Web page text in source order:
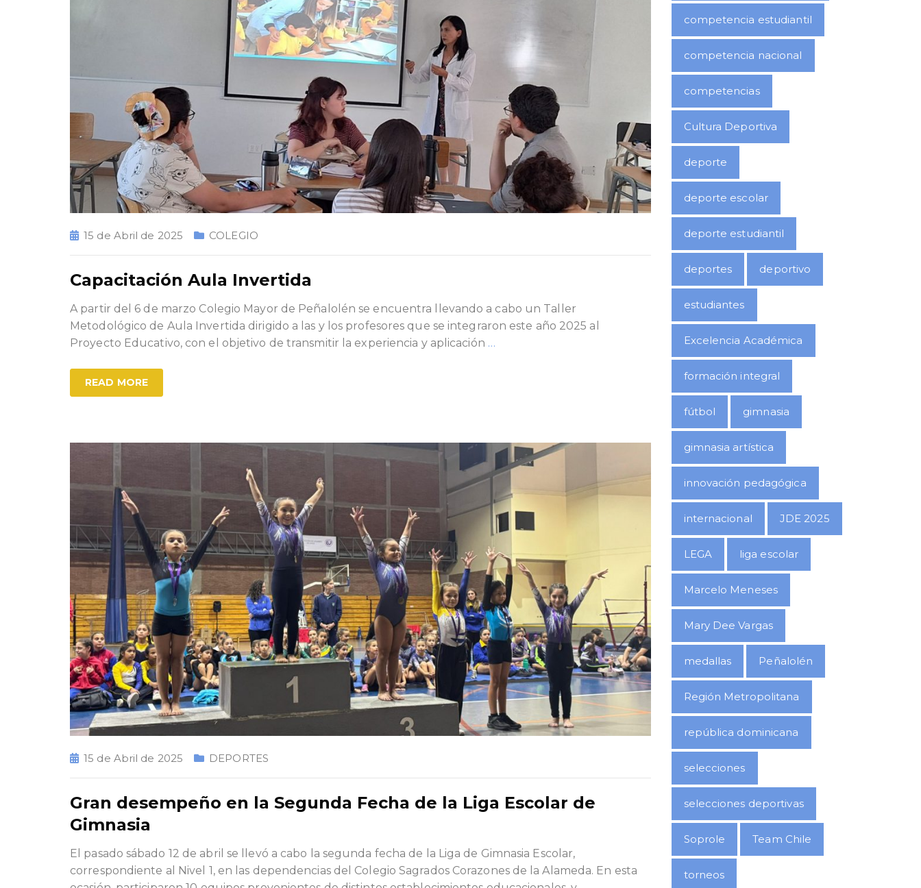
15 de Abril de 2025 COLEGIO
Capacitación Aula Invertida
A partir del 6 de marzo Colegio Mayor de Peñalolén se encuentra llevando a cabo un Taller
Metodológico de Aula Invertida dirigido a las y los profesores que se integraron este año 2025 al
Proyecto Educativo, con el objetivo de transmitir la experiencia y aplicación …
READ MORE
15 de Abril de 2025 DEPORTES
Gran desempeño en la Segunda Fecha de la Liga Escolar de
Gimnasia
El pasado sábado 12 de abril se llevó a cabo la segunda fecha de la Liga de Gimnasia Escolar,
correspondiente al Nivel 1, en las dependencias del Colegio Sagrados Corazones de la Alameda. En esta
competencia estudiantil
competencia nacional
competencias
Cultura Deportiva
deporte
deporte escolar
deporte estudiantil
deportes deportivo
estudiantes
Excelencia Académica
formación integral
fútbol gimnasia
gimnasia artística
innovación pedagógica
internacional JDE 2025
LEGA liga escolar
Marcelo Meneses
Mary Dee Vargas
medallas Peñalolén
Región Metropolitana
república dominicana
selecciones
selecciones deportivas
Soprole Team Chile
torneos